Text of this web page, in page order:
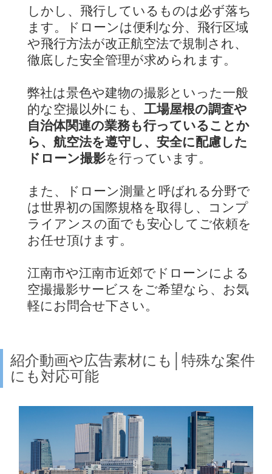
しかし、飛行しているものは必ず落ち
ます。ドローンは便利な分、飛行区域
や飛行方法が改正航空法で規制され、
徹底した安全管理が求められます。
弊社は景色や建物の撮影といった一般
的な空撮以外にも、 工場屋根の調査や
自治体関連の業務も行っていることか
ら、航空法を遵守し、安全に配慮した
ドローン撮影を行っています。
また、ドローン測量と呼ばれる分野で
は世界初の国際規格を取得し、コンプ
ライアンスの面でも安心してご依頼を
お任せ頂けます。
江南市や江南市近郊でドローンによる
空撮撮影サービスをご希望なら、お気
軽にお問合せ下さい。
紹介動画や広告素材にも│特殊な案件
にも対応可能